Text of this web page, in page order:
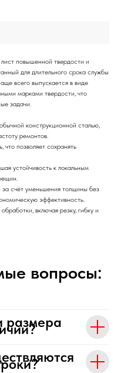
повышенной твердости и
для длительного срока службы
всего выпускается в виде
марками твердости, что
задачи.
конструкционной сталью,
ремонтов.
что позволяет сохранять
устойчивость к локальным
счёт уменьшения толщины без
эффективность.
включая резку, гибку и
вопросы:
размера